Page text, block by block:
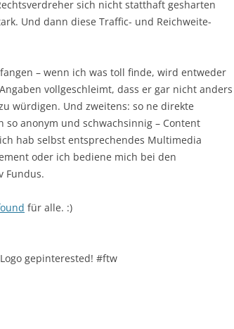
sich nicht statthaft gesharten
Und dann diese Traffic- und Reichweite-
– wenn ich was toll finde, wird entweder
vollgeschleimt, dass er gar nicht anders
würdigen. Und zweitens: so ne direkte
so anonym und schwachsinnig – Content
hab selbst entsprechendes Multimedia
oder ich bediene mich bei den
Fundus.
für alle. :)
gepinterested! #ftw